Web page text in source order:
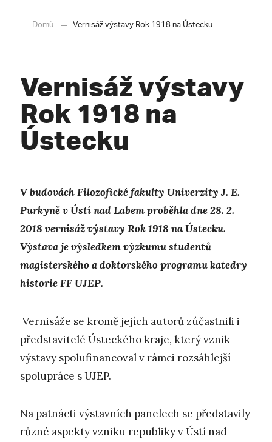
Domů Vernisáž výstavy Rok 1918 na Ústecku
Vernisáž výstavy
Rok 1918 na
Ústecku
V budovách Filozofické fakulty Univerzity J. E.
Purkyně v Ústí nad Labem proběhla dne 28. 2.
2018 vernisáž výstavy Rok 1918 na Ústecku.
Výstava je výsledkem výzkumu studentů
magisterského a doktorského programu katedry
historie FF UJEP.
Vernisáže se kromě jejích autorů zúčastnili i
představitelé Ústeckého kraje, který vznik
výstavy spolufinancoval v rámci rozsáhlejší
spolupráce s UJEP.
Na patnácti výstavních panelech se představily
různé aspekty vzniku republiky v Ústí nad